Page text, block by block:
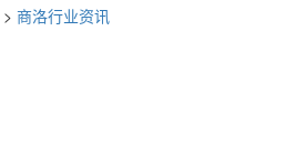
> 商洛行业资讯